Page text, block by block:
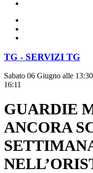
TG - SERVIZI TG
Sabato 06 Giugno alle
16:11
GUARDIE
ANCORA